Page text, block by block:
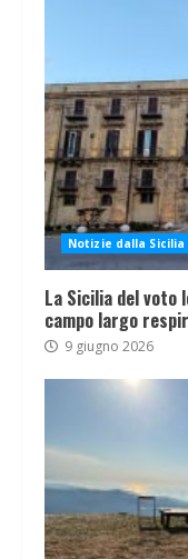
Notizie dalla Sicilia
La Sicilia del
campo largo
9 giugno 2026